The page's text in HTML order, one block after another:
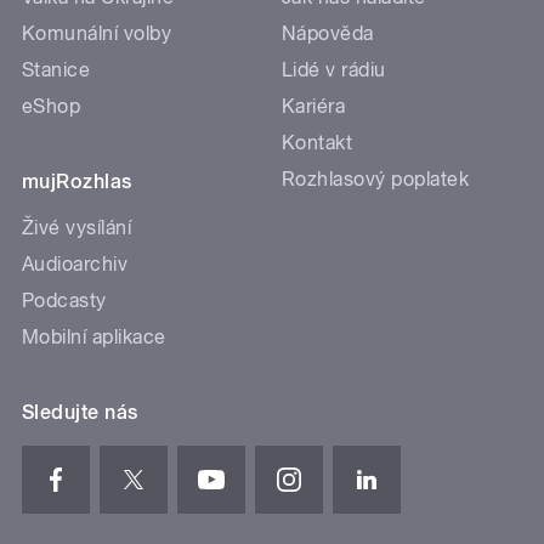
Komunální volby
Stanice
eShop
mujRozhlas
Živé vysílání
Audioarchiv
Podcasty
Mobilní aplikace
Nápověda
Lidé v rádiu
Kariéra
Kontakt
Rozhlasový poplatek
Sledujte nás